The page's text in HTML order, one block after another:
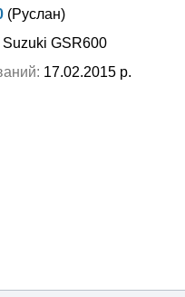
(Руслан)
Suzuki GSR600
17.02.2015 р.